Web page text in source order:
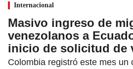
Internacional
Masivo ingreso de
venezolanos a
inicio de solicitud de
Colombia registró este mes un